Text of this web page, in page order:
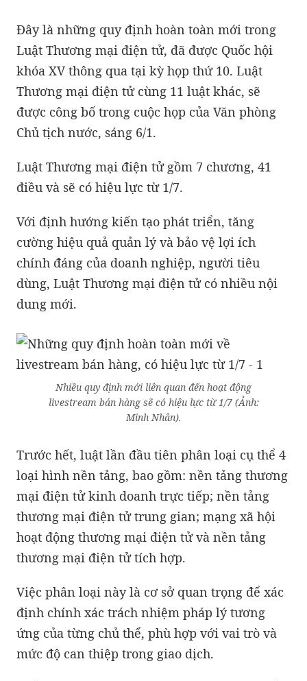
Đây là những quy định hoàn toàn mới trong
Luật Thương mại điện tử, đã được Quốc hội
khóa XV thông qua tại kỳ họp thứ 10. Luật
Thương mại điện tử cùng 11 luật khác, sẽ
được công bố trong cuộc họp của Văn phòng
Chủ tịch nước, sáng 6/1.
Luật Thương mại điện tử gồm 7 chương, 41
điều và sẽ có hiệu lực từ 1/7.
Với định hướng kiến tạo phát triển, tăng
cường hiệu quả quản lý và bảo vệ lợi ích
chính đáng của doanh nghiệp, người tiêu
dùng, Luật Thương mại điện tử có nhiều nội
dung mới.
Nhiều quy định mới liên quan đến hoạt động
livestream bán hàng sẽ có hiệu lực từ 1/7 (Ảnh:
Minh Nhân).
Trước hết, luật lần đầu tiên phân loại cụ thể 4
loại hình nền tảng, bao gồm: nền tảng thương
mại điện tử kinh doanh trực tiếp; nền tảng
thương mại điện tử trung gian; mạng xã hội
hoạt động thương mại điện tử và nền tảng
thương mại điện tử tích hợp.
Việc phân loại này là cơ sở quan trọng để xác
định chính xác trách nhiệm pháp lý tương
ứng của từng chủ thể, phù hợp với vai trò và
mức độ can thiệp trong giao dịch.